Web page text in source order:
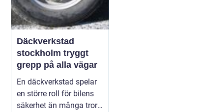
Däckverkstad
stockholm tryggt
grepp på alla vägar
En däckverkstad spelar
en större roll för bilens
säkerhet än många tror.